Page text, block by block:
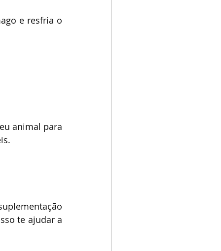
e resfria o
animal para
te ajudar a